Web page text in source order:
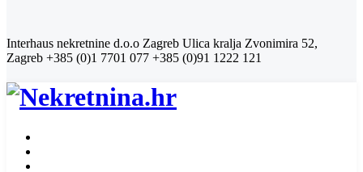
Interhaus nekretnine d.o.o Zagreb Ulica kralja Zvonimira 52,
Zagreb +385 (0)1 7701 077 +385 (0)91 1222 121